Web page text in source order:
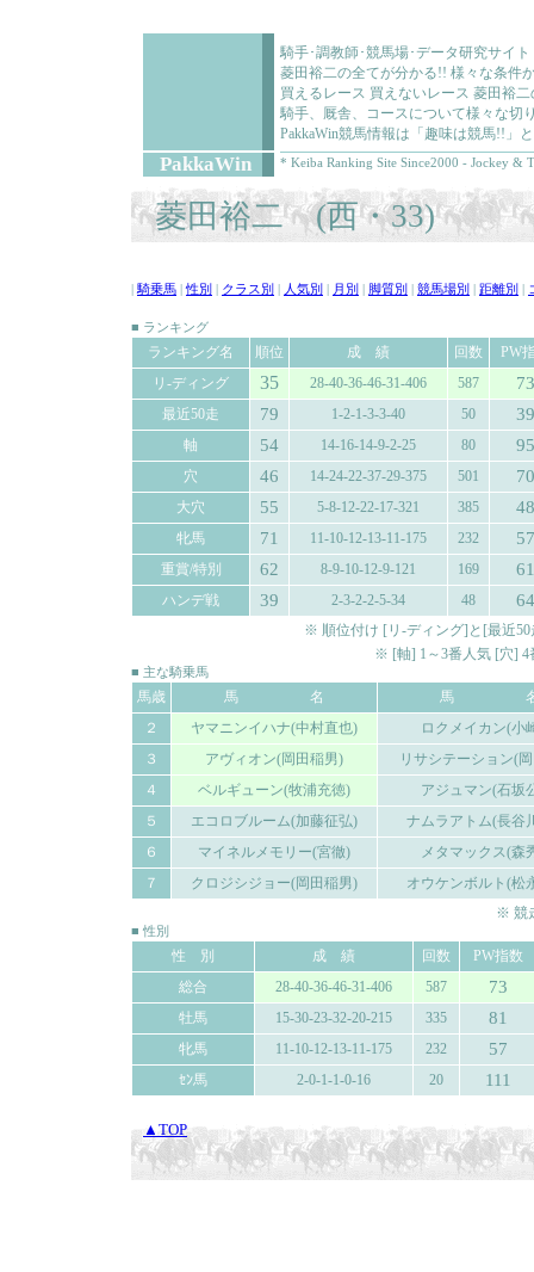
騎手･調教師･競馬場･データ研究サイ
菱田裕二の全てが分かる!! 様々な条件
買えるレース 買えないレース 菱田裕
騎手、厩舎、コースについて様々な切
PakkaWin競馬情報は「趣味は競馬!!」
PakkaWin * Keiba Ranking Site Since2000 - Jockey &
菱田裕二 (西・33)
騎乗馬 |性別 クラス別 人気別 月別 脚質別 競馬場別 距離別
■ ランキング
ランキング名 順位 成 績 回数
PW
リ-ディング
35 28-40-36-46-31-406 587 73
最近50走 79 1-2-1-3-3-40 50 39
軸 54 14-16-14-9-2-25 80 95
穴 46 14-24-22-37-29-375 501 70
大穴 55 5-8-12-22-17-321 385 48
牝馬 71 11-10-12-13-11-175 232 57
重賞/特別 62 8-9-10-12-9-121 169 61
ハンデ戦 39 2-3-2-2-5-34 48 64
※ 順位付け [リ-ディング]と[最近
※ [軸] 1～3番人気 [穴] 4
■ 主な騎乗馬
馬歳 馬 名
馬
２
ヤマニンイハナ(中村直也)
ロクメイカン(小
３
アヴィオン(岡田稲男)
リサシテーション(
４
ベルギューン(牧浦充徳)
アジュマン(石坂
５
エコロブルーム(加藤征弘)
ナムラアトム(長谷
６
マイネルメモリー(宮徹)
メタマックス(森
７
クロジシジョー(岡田稲男)
オウケンボルト(松
※ 競
■ 性別
性 別 成 績 回数
PW指数
総合
28-40-36-46-31-406 587 73
牡馬 15-30-23-32-20-215 335 81
牝馬 11-10-12-13-11-175 232 57
ｾﾝ馬 2-0-1-1-0-16 20 111
▲TOP